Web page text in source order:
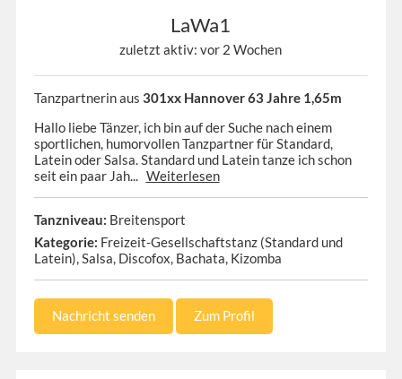
LaWa1
zuletzt aktiv: vor 2 Wochen
Tanzpartnerin aus 301xx Hannover 63 Jahre 1,65m
Hallo liebe Tänzer, ich bin auf der Suche nach einem
sportlichen, humorvollen Tanzpartner für Standard,
Latein oder Salsa. Standard und Latein tanze ich schon
seit ein paar Jah... Weiterlesen
Tanzniveau: Breitensport
Kategorie: Freizeit-Gesellschaftstanz (Standard und
Latein), Salsa, Discofox, Bachata, Kizomba
Nachricht senden Zum Profil